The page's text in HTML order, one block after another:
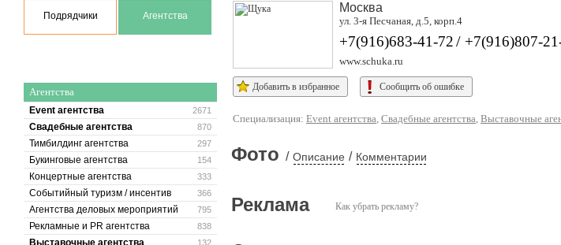
Подрядчики Агентства
Агентства
2671
Event агентства
870
Свадебные агентства
297
Тимбилдинг агентства
154
Букинговые агентства
333
Концертные агентства
366
Событийный туризм / инсентив
795
Агентства деловых мероприятий
838
Рекламные и PR агентства
132
Выставочные агентства
Москва
ул. 3-я Песчаная, д.5, корп.4
+7(916)683-41-72/ +7(916)807-
www.schuka.ru
Добавить в избранное Сообщить об ошибке
Специализация: Event агентства, Свадебные агентства, Выставочные
Фото / Описание / Комментарии
Как убрать рекламу?
Реклама